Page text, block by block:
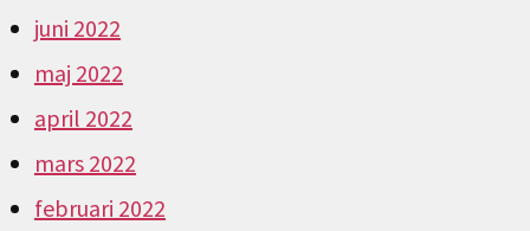
juni 2022
maj 2022
april 2022
mars 2022
februari 2022